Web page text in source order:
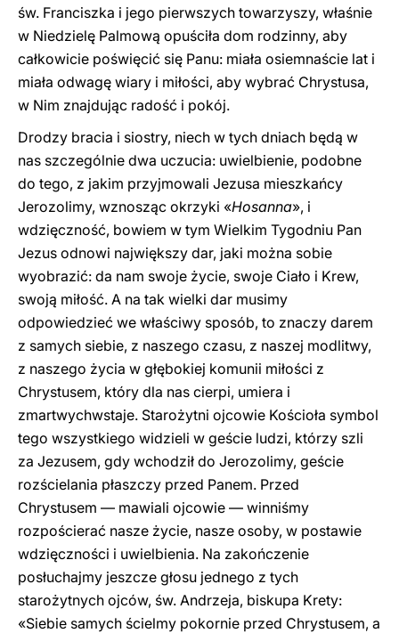
św. Franciszka i jego pierwszych towarzyszy, właśnie
w Niedzielę Palmową opuściła dom rodzinny, aby
całkowicie poświęcić się Panu: miała osiemnaście lat i
miała odwagę wiary i miłości, aby wybrać Chrystusa,
w Nim znajdując radość i pokój.
Drodzy bracia i siostry, niech w tych dniach będą w
nas szczególnie dwa uczucia: uwielbienie, podobne
do tego, z jakim przyjmowali Jezusa mieszkańcy
Jerozolimy, wznosząc okrzyki «Hosanna», i
wdzięczność, bowiem w tym Wielkim Tygodniu Pan
Jezus odnowi największy dar, jaki można sobie
wyobrazić: da nam swoje życie, swoje Ciało i Krew,
swoją miłość. A na tak wielki dar musimy
odpowiedzieć we właściwy sposób, to znaczy darem
z samych siebie, z naszego czasu, z naszej modlitwy,
z naszego życia w głębokiej komunii miłości z
Chrystusem, który dla nas cierpi, umiera i
zmartwychwstaje. Starożytni ojcowie Kościoła symbol
tego wszystkiego widzieli w geście ludzi, którzy szli
za Jezusem, gdy wchodził do Jerozolimy, geście
rozścielania płaszczy przed Panem. Przed
Chrystusem — mawiali ojcowie — winniśmy
rozpościerać nasze życie, nasze osoby, w postawie
wdzięczności i uwielbienia. Na zakończenie
posłuchajmy jeszcze głosu jednego z tych
starożytnych ojców, św. Andrzeja, biskupa Krety:
«Siebie samych ścielmy pokornie przed Chrystusem, a